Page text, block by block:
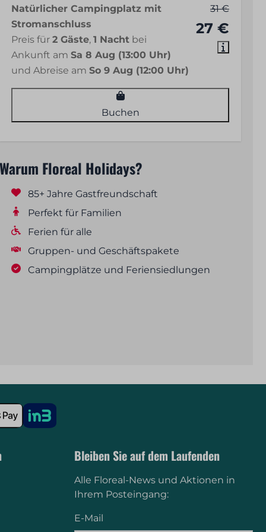
31 €
27 €
Natürlicher Campingplatz mit
Stromanschluss
Preis für2 Gäste,1 Nacht bei
Ankunft amSa 8 Aug (13:00 Uhr)
und Abreise amSo 9 Aug (12:00 Uhr)
Buchen
Warum Floreal Holidays?
85+ Jahre Gastfreundschaft
Perfekt für Familien
Ferien für alle
Gruppen- und Geschäftspakete
Campingplätze und Feriensiedlungen
Bleiben Sie auf dem Laufenden
Alle Floreal-News und Aktionen in
Ihrem Posteingang:
E-Mail